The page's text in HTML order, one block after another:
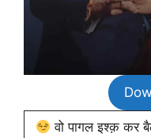
वो पागल इश्क़ कर